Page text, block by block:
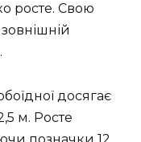
росте. Свою
досягає
м. Росте
позначки 12